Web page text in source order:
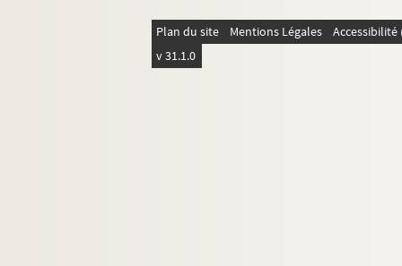
Plan du site Mentions Légales
v 31.1.0